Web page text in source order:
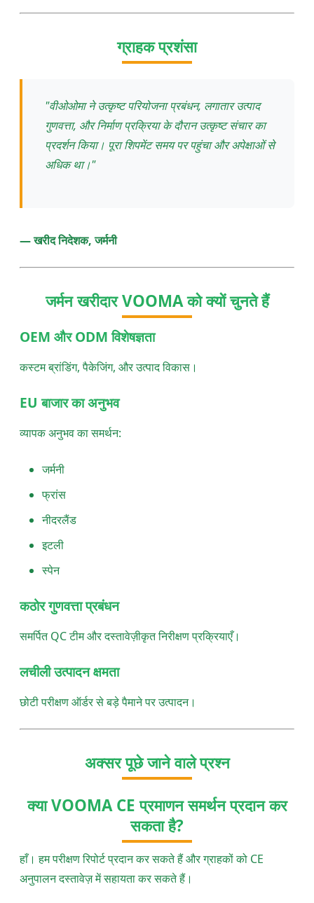
ग्राहक प्रशंसा
"वीओओमा ने उत्कृष्ट परियोजना प्रबंधन, लगातार उत्पाद
गुणवत्ता, और निर्माण प्रक्रिया के दौरान उत्कृष्ट संचार का
प्रदर्शन किया। पूरा शिपमेंट समय पर पहुंचा और अपेक्षाओं से
अधिक था।"
— खरीद निदेशक, जर्मनी
जर्मन खरीदार VOOMA को क्यों चुनते हैं
OEM और ODM विशेषज्ञता
कस्टम ब्रांडिंग, पैकेजिंग, और उत्पाद विकास।
EU बाजार का अनुभव
व्यापक अनुभव का समर्थन:
जर्मनी
फ्रांस
नीदरलैंड
इटली
स्पेन
कठोर गुणवत्ता प्रबंधन
समर्पित QC टीम और दस्तावेज़ीकृत निरीक्षण प्रक्रियाएँ।
लचीली उत्पादन क्षमता
छोटी परीक्षण ऑर्डर से बड़े पैमाने पर उत्पादन।
अक्सर पूछे जाने वाले प्रश्न
क्या VOOMA CE प्रमाणन समर्थन प्रदान कर
सकता है?
हाँ। हम परीक्षण रिपोर्ट प्रदान कर सकते हैं और ग्राहकों को CE
अनुपालन दस्तावेज़ में सहायता कर सकते हैं।